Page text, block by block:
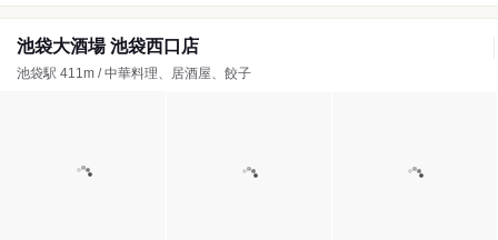
池袋大酒場 池袋西口店
池袋駅 411m / 中華料理、居酒屋、餃子